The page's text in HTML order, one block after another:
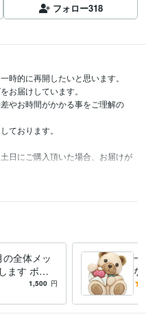
フォロー318
時的に再開したいと思います。
お届けしています。
やお時間がかかる事をご理解の
ております。
日にご購入頂いた場合、お届けが
期休暇が時々発生する事をご理
の全体メッ
ます ボリ
内容とカー
1,500 円
一年
なた
素敵
下